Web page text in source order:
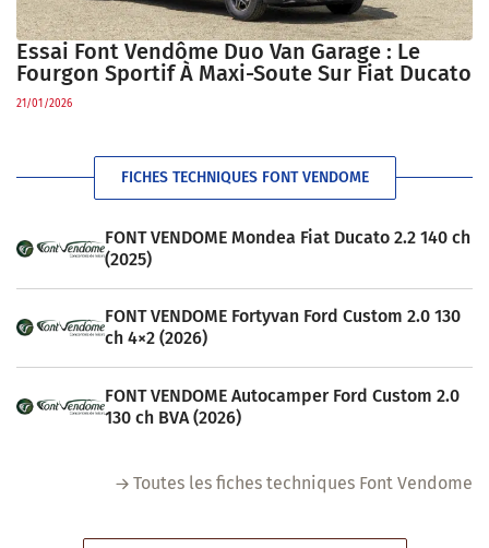
Essai Font Vendôme Duo Van Garage : Le
Fourgon Sportif À Maxi-Soute Sur Fiat Ducato
21/01/2026
FICHES TECHNIQUES FONT VENDOME
FONT VENDOME Mondea Fiat Ducato 2.2 140 ch
(2025)
FONT VENDOME Fortyvan Ford Custom 2.0 130
ch 4×2 (2026)
FONT VENDOME Autocamper Ford Custom 2.0
130 ch BVA (2026)
Toutes les fiches techniques Font Vendome